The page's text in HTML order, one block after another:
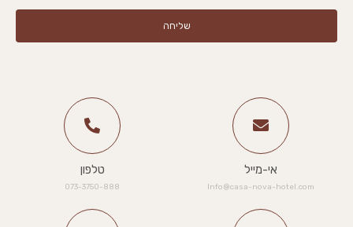
שליחה
אי-מייל
Info@casa-nova-hotel.com
טלפון
073-3750-888​